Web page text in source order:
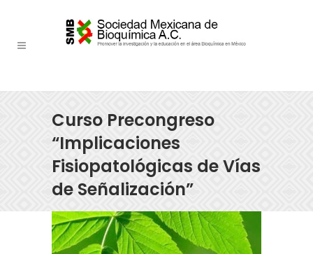
Curso Precongreso
“Implicaciones
Fisiopatológicas de Vías
de Señalización”